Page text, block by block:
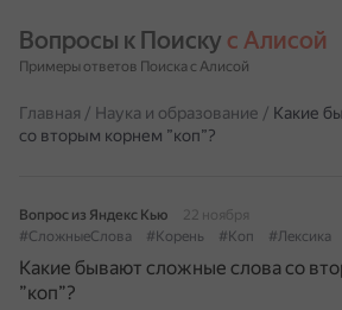
Вопросы к Поиску с Алисой
Примеры ответов Поиска с Алисой
Главная / Наука и образование / Какие
со вторым корнем ”коп”?
Вопрос из Яндекс Кью
22 ноября
#СложныеСлова
#Корень #Коп #Лексика
Какие бывают сложные слова со
”коп”?